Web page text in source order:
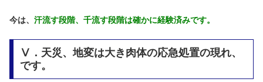
今は、 汗流す段階、千流す段階は確かに経験済みです。
Ⅴ．天災、地変は大き肉体の応急処置の現れ、
です。